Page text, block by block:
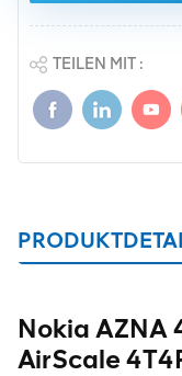
TEILEN MIT :
Nokia AZNA
AirScale